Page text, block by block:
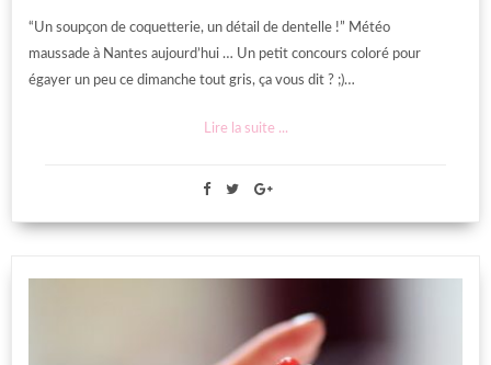
“Un soupçon de coquetterie, un détail de dentelle !” Météo
maussade à Nantes aujourd’hui … Un petit concours coloré pour
égayer un peu ce dimanche tout gris, ça vous dit ? ;)…
Lire la suite ...